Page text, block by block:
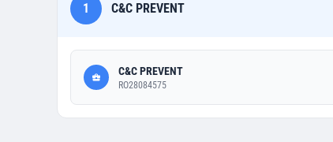
1 C&C PREVENT
C&C PREVENT
RO28084575